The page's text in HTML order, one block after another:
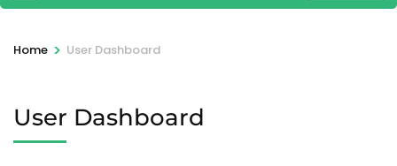
Home > User Dashboard
User Dashboard